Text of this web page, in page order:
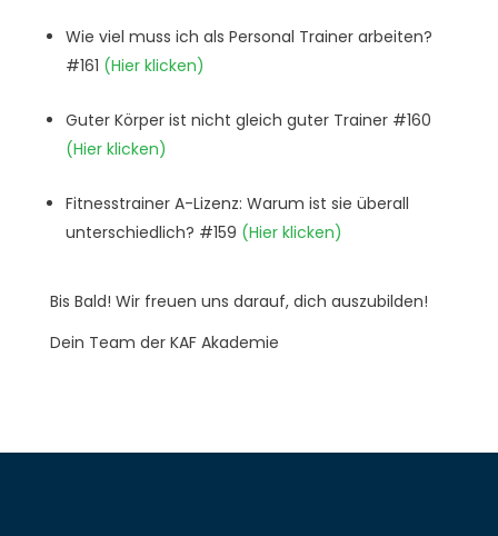
Wie viel muss ich als Personal Trainer arbeiten?
#161 (Hier klicken)
Guter Körper ist nicht gleich guter Trainer #160
(Hier klicken)
Fitnesstrainer A-Lizenz: Warum ist sie überall
unterschiedlich? #159 (Hier klicken)
Bis Bald! Wir freuen uns darauf, dich auszubilden!
Dein Team der KAF Akademie